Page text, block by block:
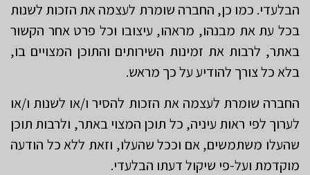
הבלעדי. כמו כן, החברה שומרת לעצמה את הזכות לשנות
בכל עת את מבנהו, מראהו, עיצובו וכל פרט אחר הקשור
באתר, לרבות את זמינות השירותים והתוכן המצויים בו,
בלא כל צורך להודיע על כך מראש.
החברה שומרת לעצמה את הזכות להסיר ו/או לשנות ו/או
לערוך לפי ראות עיניה, כל תוכן המצוי באתר, ולרבות תוכן
שהעלו משתמשים, אם וככל שהעלו, וזאת ללא כל הודעה
מוקדמת ועל-פי שיקול דעתו הבלעדי.